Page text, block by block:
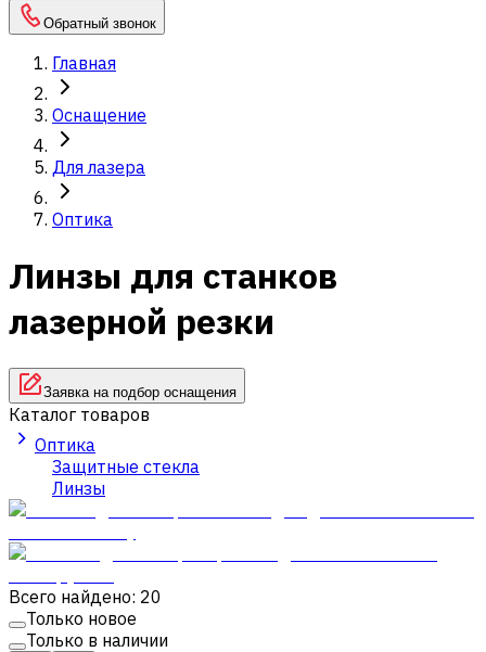
Обратный звонок
Главная
Оснащение
Для лазера
Оптика
Линзы для станков
лазерной резки
Заявка на подбор оснащения
Каталог товаров
Оптика
Защитные стекла
Линзы
Всего найдено: 20
Только новое
Только в наличии